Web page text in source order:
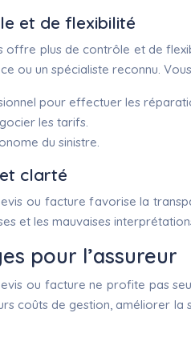
et de flexibilité
offre plus de contrôle et de
ou un spécialiste reconnu.
pour effectuer les
les tarifs.
du sinistre.
clarté
ou facture favorise la
et les mauvaises
pour l’assureur
ou facture ne profite pas
coûts de gestion, améliorer